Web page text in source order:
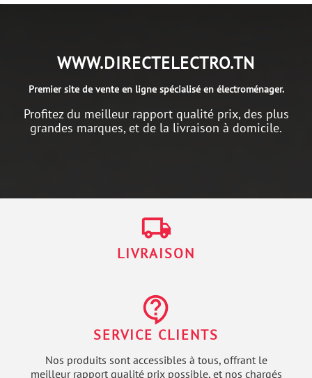
WWW.DIRECTELECTRO.TN
Premier site de vente en ligne spécialisé en électroménager.
Profitez du meilleur rapport qualité prix, des plus
grandes marques, et de la livraison à domicile.
local_shipping
LIVRAISON
contact_support
SERVICE CLIENTS
Nos produits sont accessibles à tous, offrant le
meilleur rapport qualité prix possible, et nos chargés